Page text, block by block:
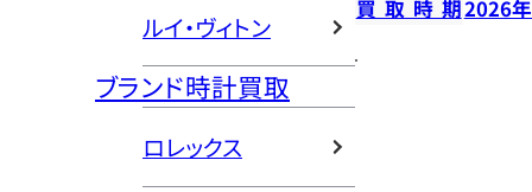
ルイ・ヴィトン
ブランド時計買取
ロレックス
買取時期2026